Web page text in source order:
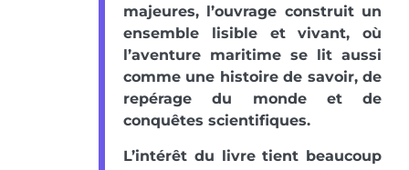
majeures, l’ouvrage construit un
ensemble lisible et vivant, où
l’aventure maritime se lit aussi
comme une histoire de savoir, de
repérage du monde et de
conquêtes scientifiques.
L’intérêt du livre tient beaucoup